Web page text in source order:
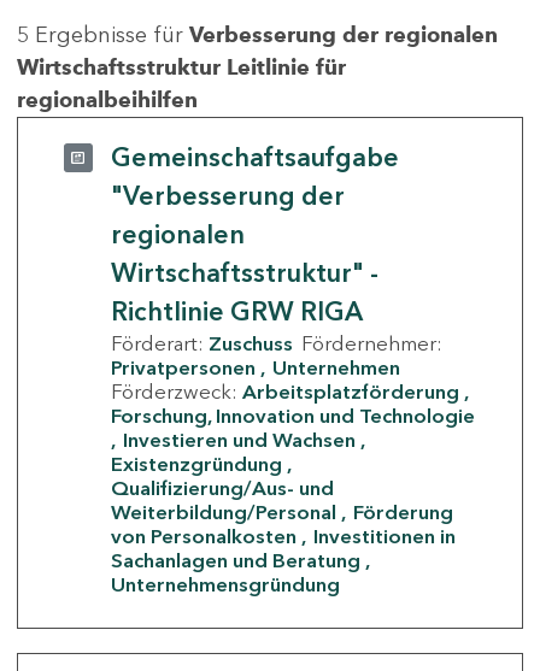
5 Ergebnisse für Verbesserung der regionalen
Wirtschaftsstruktur Leitlinie für
regionalbeihilfen
Gemeinschaftsaufgabe
"Verbesserung der
regionalen
Wirtschaftsstruktur" -
Richtlinie GRW RIGA
Förderart: Zuschuss Fördernehmer:
Privatpersonen
Unternehmen
Förderzweck: Arbeitsplatzförderung
Forschung, Innovation und Technologie
Investieren und Wachsen
Existenzgründung
Qualifizierung/Aus- und
Weiterbildung/Personal
Förderung
von Personalkosten
Investitionen in
Sachanlagen und Beratung
Unternehmensgründung